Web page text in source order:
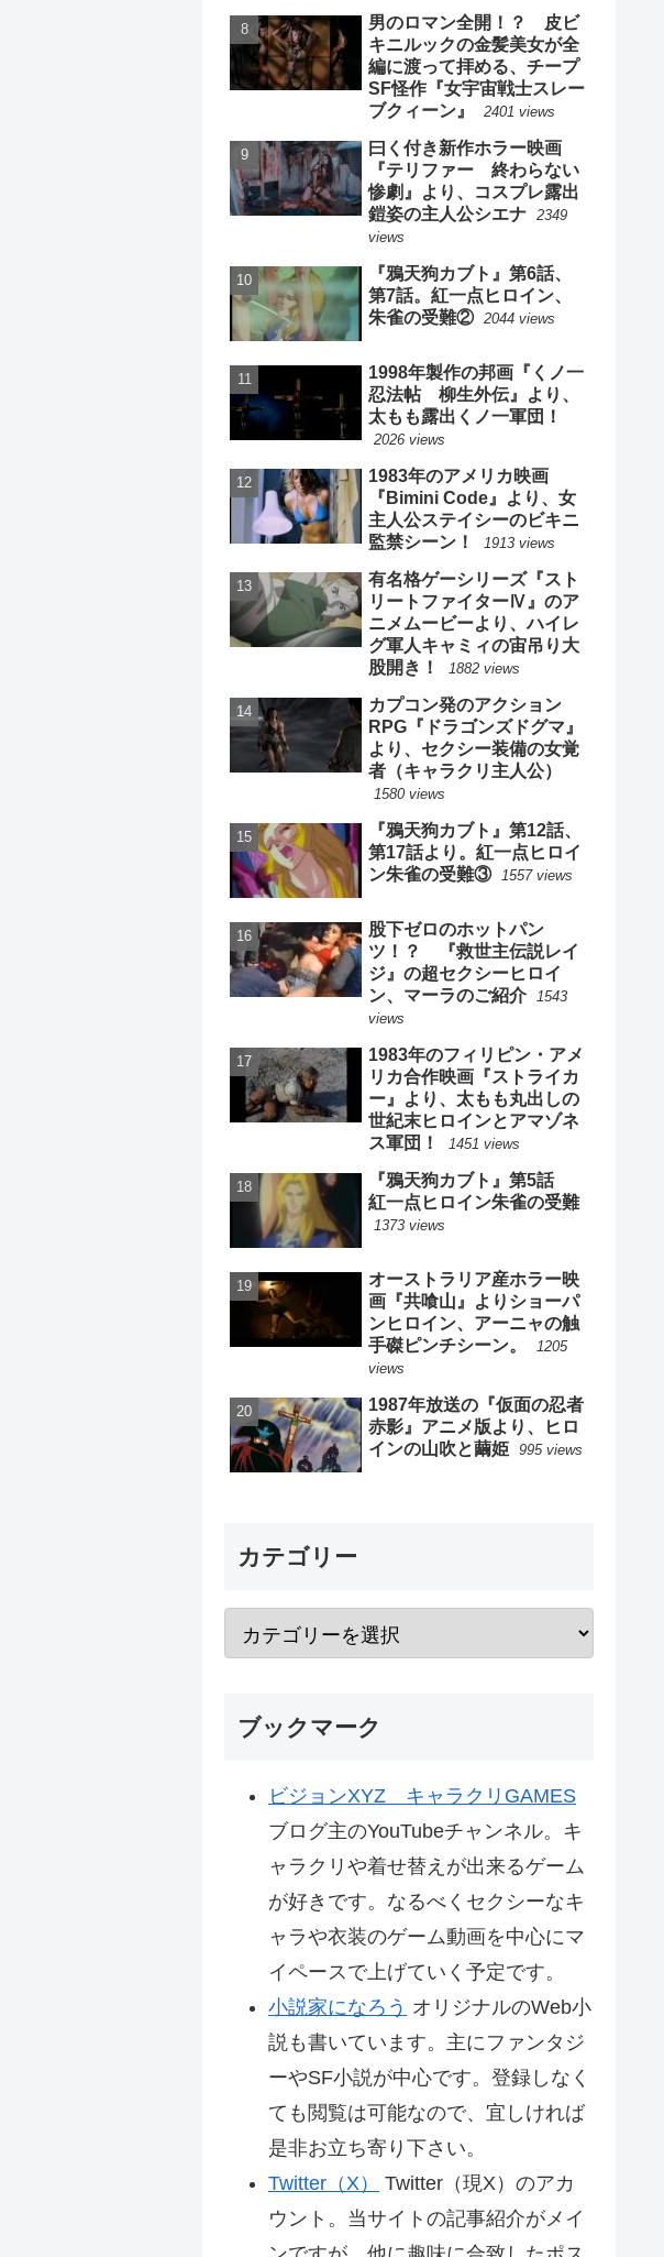
男のロマン全開！？ 皮ビ
キニルックの金髪美女が全
編に渡って拝める、チープ
SF怪作『女宇宙戦士スレー
ブクィーン』
2401 views
曰く付き新作ホラー映画
『テリファー 終わらない
惨劇』より、コスプレ露出
鎧姿の主人公シエナ 2349
views
『鴉天狗カブト』第6話、
第7話。紅一点ヒロイン、
朱雀の受難② 2044 views
1998年製作の邦画『くノ一
忍法帖 柳生外伝』より、
太もも露出くノ一軍団！
2026 views
1983年のアメリカ映画
『Bimini Code』より、女
主人公ステイシーのビキニ
監禁シーン！
1913 views
有名格ゲーシリーズ『スト
リートファイターⅣ』のア
ニメムービーより、ハイレ
グ軍人キャミィの宙吊り大
股開き！
1882 views
カプコン発のアクション
RPG『ドラゴンズドグマ』
より、セクシー装備の女覚
者（キャラクリ主人公）
1580 views
『鴉天狗カブト』第12話、
第17話より。紅一点ヒロイ
ン朱雀の受難③
1557 views
股下ゼロのホットパン
ツ！？ 『救世主伝説レイ
ジ』の超セクシーヒロイ
ン、マーラのご紹介
1543
views
1983年のフィリピン・アメ
リカ合作映画『ストライカ
ー』より、太もも丸出しの
世紀末ヒロインとアマゾネ
ス軍団！
1451 views
『鴉天狗カブト』第5話
紅一点ヒロイン朱雀の受難
1373 views
オーストラリア産ホラー映
画『共喰山』よりショーパ
ンヒロイン、アーニャの触
手磔ピンチシーン。
1205
views
1987年放送の『仮面の忍者
赤影』アニメ版より、ヒロ
インの山吹と繭姫 995 views
カテゴリー
ブックマーク
ビジョンXYZ キャラクリGAMES
ブログ主のYouTubeチャンネル。キ
ャラクリや着せ替えが出来るゲーム
が好きです。なるべくセクシーなキ
ャラや衣装のゲーム動画を中心にマ
イペースで上げていく予定です。
小説家になろう オリジナルのWeb小
説も書いています。主にファンタジ
ーやSF小説が中心です。登録しなく
ても閲覧は可能なので、宜しければ
是非お立ち寄り下さい。
Twitter（X）
Twitter（現X）のアカ
ウント。当サイトの記事紹介がメイ